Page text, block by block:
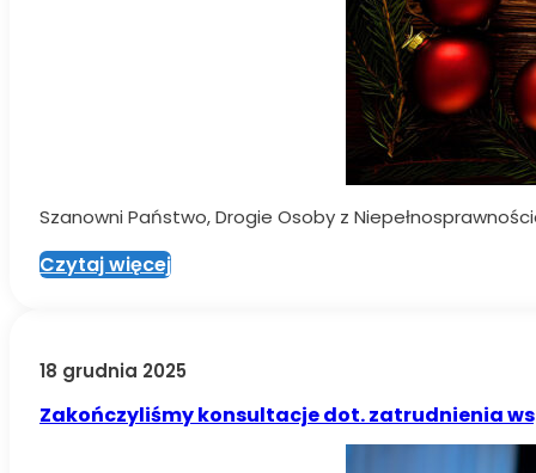
Szanowni Państwo, Drogie Osoby z
Czytaj więcej
18 grudnia 2025
Zakończyliśmy konsultacje dot. zatrudnienia